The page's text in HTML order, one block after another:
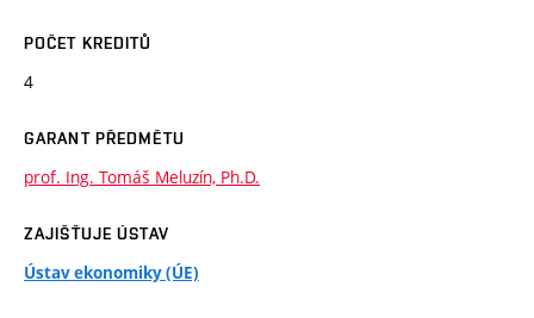
POČET KREDITŮ
4
GARANT PŘEDMĚTU
prof. Ing. Tomáš Meluzín, Ph.D.
ZAJIŠŤUJE ÚSTAV
Ústav ekonomiky (ÚE)